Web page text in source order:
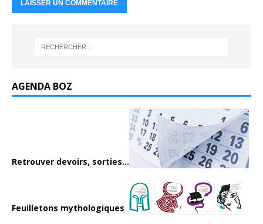
AGENDA BOZ
Retrouver devoirs, sorties...
Feuilletons mythologiques